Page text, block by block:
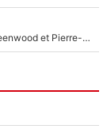
«La porte est ouverte pour tout le monde» : Mason Greenwood et Pierre-Emerick Aubameyang ont quitté l'OM, Amine Gouiri balance sur la suite du mercato et sur la réaction du vestiaire !